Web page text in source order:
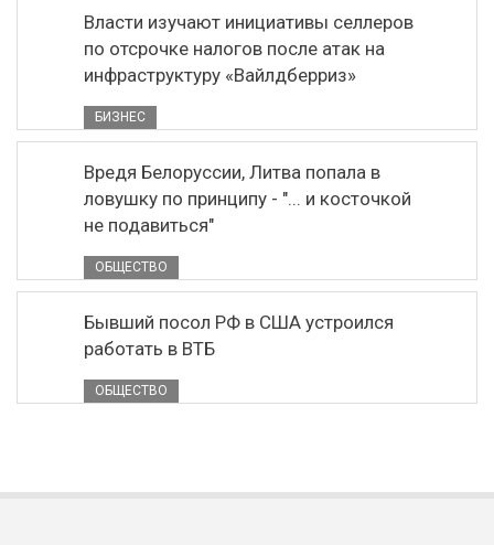
Власти изучают инициативы селлеров
по отсрочке налогов после атак на
инфраструктуру «Вайлдберриз»
БИЗНЕС
Вредя Белоруссии, Литва попала в
ловушку по принципу - "... и косточкой
не подавиться"
ОБЩЕСТВО
Бывший посол РФ в США устроился
работать в ВТБ
ОБЩЕСТВО